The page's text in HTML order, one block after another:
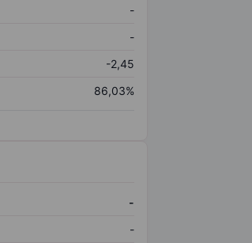
-
-
-2,45
86,03%
-
-